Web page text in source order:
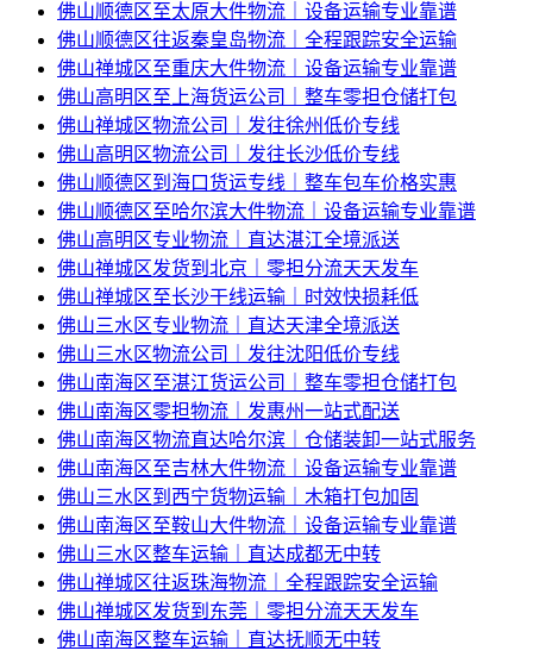
佛山顺德区至太原大件物流｜设备运输专业靠谱
佛山顺德区往返秦皇岛物流｜全程跟踪安全运输
佛山禅城区至重庆大件物流｜设备运输专业靠谱
佛山高明区至上海货运公司｜整车零担仓储打包
佛山禅城区物流公司｜发往徐州低价专线
佛山高明区物流公司｜发往长沙低价专线
佛山顺德区到海口货运专线｜整车包车价格实惠
佛山顺德区至哈尔滨大件物流｜设备运输专业靠谱
佛山高明区专业物流｜直达湛江全境派送
佛山禅城区发货到北京｜零担分流天天发车
佛山禅城区至长沙干线运输｜时效快损耗低
佛山三水区专业物流｜直达天津全境派送
佛山三水区物流公司｜发往沈阳低价专线
佛山南海区至湛江货运公司｜整车零担仓储打包
佛山南海区零担物流｜发惠州一站式配送
佛山南海区物流直达哈尔滨｜仓储装卸一站式服务
佛山南海区至吉林大件物流｜设备运输专业靠谱
佛山三水区到西宁货物运输｜木箱打包加固
佛山南海区至鞍山大件物流｜设备运输专业靠谱
佛山三水区整车运输｜直达成都无中转
佛山禅城区往返珠海物流｜全程跟踪安全运输
佛山禅城区发货到东莞｜零担分流天天发车
佛山南海区整车运输｜直达抚顺无中转